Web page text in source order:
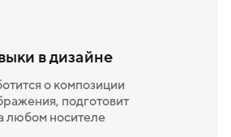
в дизайне
о композиции
подготовит
любом носителе